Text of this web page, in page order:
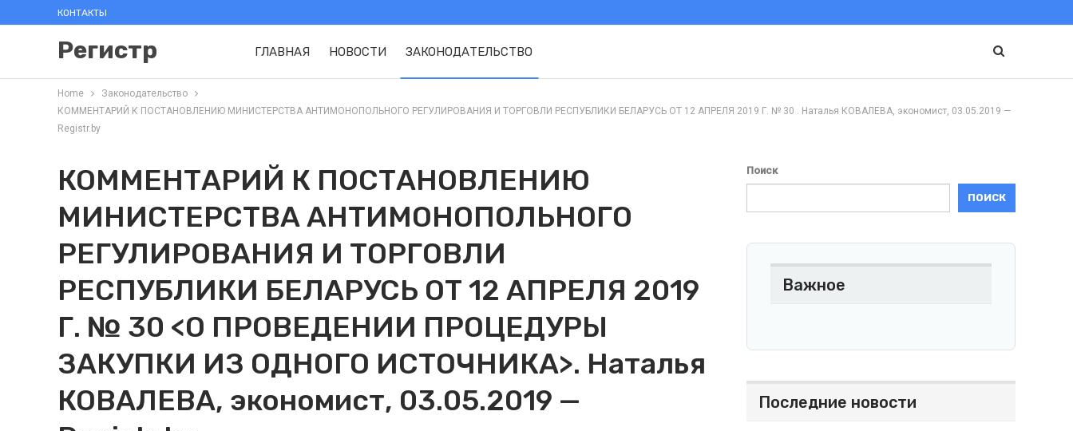
КОНТАКТЫ
Регистр ГЛАВНАЯ НОВОСТИ ЗАКОНОДАТЕЛЬСТВО
Home
Законодательство
КОММЕНТАРИЙ К ПОСТАНОВЛЕНИЮ МИНИСТЕРСТВА АНТИМОНОПОЛЬНОГО РЕГУЛИРОВАНИЯ И ТОРГОВЛИ РЕСПУБЛИКИ БЕЛАРУСЬ ОТ 12 АПРЕЛЯ 2019 Г. № 30 . Наталья КОВАЛЕВА, экономист, 03.05.2019 —
Registr.by
КОММЕНТАРИЙ К ПОСТАНОВЛЕНИЮ
МИНИСТЕРСТВА АНТИМОНОПОЛЬНОГО
РЕГУЛИРОВАНИЯ И ТОРГОВЛИ
РЕСПУБЛИКИ БЕЛАРУСЬ ОТ 12 АПРЕЛЯ 2019
Г. № 30 <О ПРОВЕДЕНИИ ПРОЦЕДУРЫ
ЗАКУПКИ ИЗ ОДНОГО ИСТОЧНИКА>. Наталья
КОВАЛЕВА, экономист, 03.05.2019 —
Поиск
ПОИСК
Важное
Последние новости